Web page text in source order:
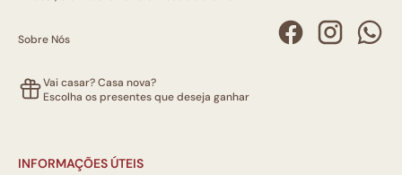
Sobre Nós
Vai casar? Casa nova?
Escolha os presentes que deseja ganhar
INFORMAÇÕES ÚTEIS